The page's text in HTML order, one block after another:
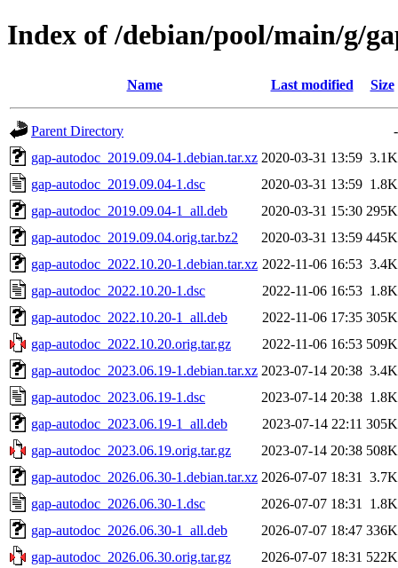
Index of /debian/pool/main/g/
Name Last modified Size
Parent Directory
-
gap-autodoc_2019.09.04-1.debian.tar.xz 2020-03-31 13:59 3.1K
gap-autodoc_2019.09.04-1.dsc
2020-03-31 13:59 1.8K
gap-autodoc_2019.09.04-1_all.deb
2020-03-31 15:30 295K
gap-autodoc_2019.09.04.orig.tar.bz2
2020-03-31 13:59 445K
gap-autodoc_2022.10.20-1.debian.tar.xz 2022-11-06 16:53 3.4K
gap-autodoc_2022.10.20-1.dsc
2022-11-06 16:53 1.8K
gap-autodoc_2022.10.20-1_all.deb
2022-11-06 17:35 305K
gap-autodoc_2022.10.20.orig.tar.gz
2022-11-06 16:53 509K
gap-autodoc_2023.06.19-1.debian.tar.xz 2023-07-14 20:38 3.4K
gap-autodoc_2023.06.19-1.dsc
2023-07-14 20:38 1.8K
gap-autodoc_2023.06.19-1_all.deb
2023-07-14 22:11 305K
gap-autodoc_2023.06.19.orig.tar.gz
2023-07-14 20:38 508K
gap-autodoc_2026.06.30-1.debian.tar.xz 2026-07-07 18:31
3.7K
gap-autodoc_2026.06.30-1.dsc
2026-07-07 18:31
1.8K
gap-autodoc_2026.06.30-1_all.deb
2026-07-07 18:47 336K
gap-autodoc_2026.06.30.orig.tar.gz
2026-07-07 18:31 522K